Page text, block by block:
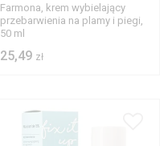
Farmona, krem wybielający
przebarwienia na plamy i piegi,
50 ml
25,49 zł